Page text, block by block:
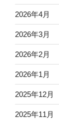
2026年4月
2026年3月
2026年2月
2026年1月
2025年12月
2025年11月